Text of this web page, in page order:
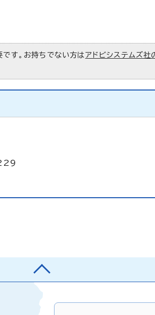
す。お持ちでない方は アドビシステムズ社